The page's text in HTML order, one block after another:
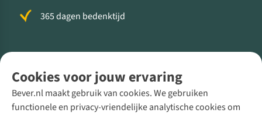
Cookies voor jouw ervaring
Bever.nl maakt gebruik van cookies. We gebruiken
functionele en privacy-vriendelijke analytische cookies om
365 dagen bedenktijd